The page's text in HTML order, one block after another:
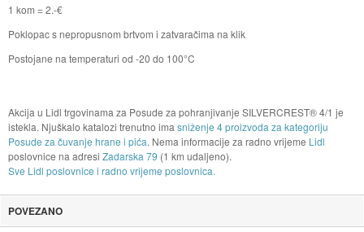
1 kom = 2.-€
Poklopac s nepropusnom brtvom i zatvaračima na klik
Postojane na temperaturi od -20 do 100°C
Akcija u Lidl trgovinama za Posude za pohranjivanje SILVERCREST® 4/1 je
istekla. Njuškalo katalozi trenutno ima sniženje 4 proizvoda za kategoriju
Posude za čuvanje hrane i pića. Nema informacije za radno vrijeme Lidl
poslovnice na adresi Zadarska 79 (1 km udaljeno).
Sve Lidl poslovnice i radno vrijeme poslovnica.
POVEZANO